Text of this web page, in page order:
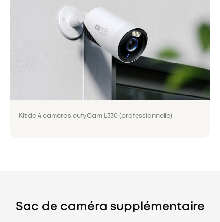
Kit de 4 caméras eufyCam E330 (professionnelle)
Sac de caméra supplémentaire